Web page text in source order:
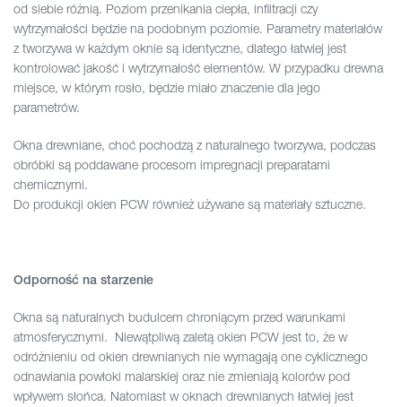
od siebie różnią. Poziom przenikania ciepła, infiltracji czy
wytrzymałości będzie na podobnym poziomie. Parametry materiałów
z tworzywa w każdym oknie są identyczne, dlatego łatwiej jest
kontrolować jakość i wytrzymałość elementów. W przypadku drewna
miejsce, w którym rosło, będzie miało znaczenie dla jego
parametrów.
Okna drewniane, choć pochodzą z naturalnego tworzywa, podczas
obróbki są poddawane procesom impregnacji preparatami
chemicznymi.
Do produkcji okien PCW również używane są materiały sztuczne.
Odporność na starzenie
Okna są naturalnych budulcem chroniącym przed warunkami
atmosferycznymi. Niewątpliwą zaletą okien PCW jest to, że w
odróżnieniu od okien drewnianych nie wymagają one cyklicznego
odnawiania powłoki malarskiej oraz nie zmieniają kolorów pod
wpływem słońca. Natomiast w oknach drewnianych łatwiej jest